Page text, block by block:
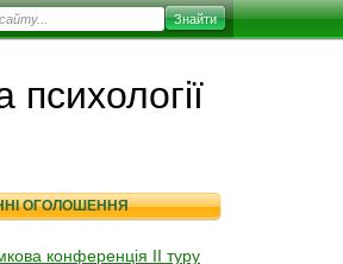
ОГОЛОШЕННЯ
конференція ІІ туру